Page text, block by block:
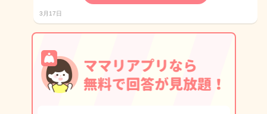
3月17日